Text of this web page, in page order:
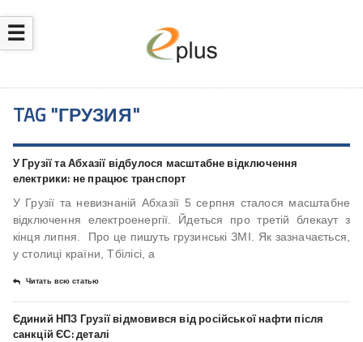
☰
TAG "ГРУЗИЯ"
У Грузії та Абхазії відбулося масштабне відключення
електрики: не працює транспорт
У Грузії та невизнаній Абхазії 5 серпня сталося масштабне
відключення електроенергії. Йдеться про третій блекаут з
кінця липня. Про це пишуть грузинські ЗМІ. Як зазначається,
у столиці країни, Тбілісі, а
Читать всю статью
Єдиний НПЗ Грузії відмовився від російської нафти після
санкцій ЄС: деталі